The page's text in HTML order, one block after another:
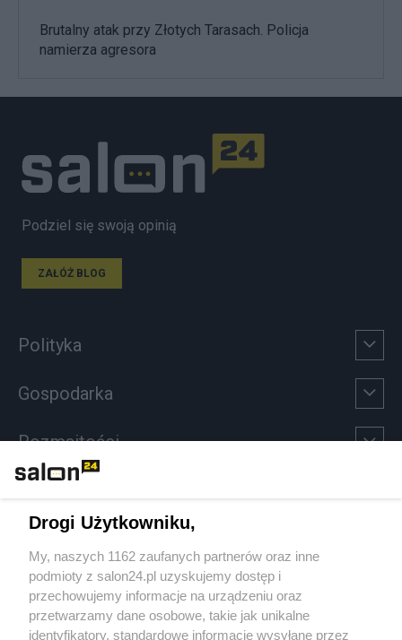
Brutalny atak przy Złotych Tarasach. Policja
namierza agresora
Podziel się swoją opinią
ZAŁÓŻ BLOG
Polityka
Gospodarka
Rozmaitości
Sport
Społeczeństwo
Kultura
Drogi Użytkowniku,
My, naszych 1162 zaufanych partnerów oraz inne
podmioty z salon24.pl uzyskujemy dostęp i
przechowujemy informacje na urządzeniu oraz
przetwarzamy dane osobowe, takie jak unikalne
identyfikatory, standardowe informacje wysyłane przez